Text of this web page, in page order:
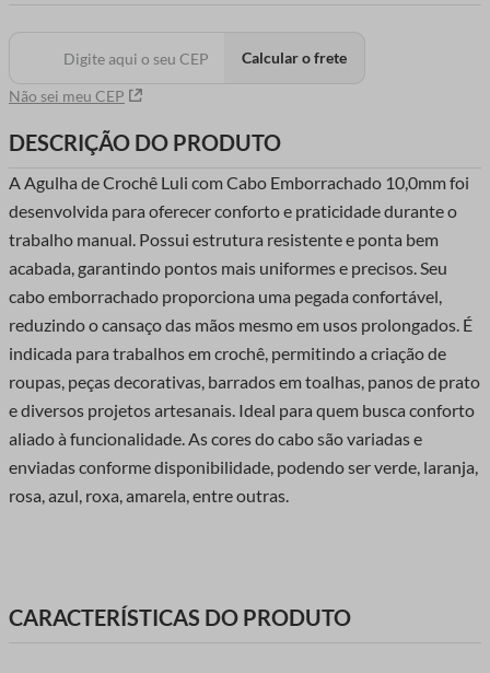
Não sei meu CEP
Calcular o frete
DESCRIÇÃO DO PRODUTO
A Agulha de Crochê Luli com Cabo Emborrachado 10,0mm foi
desenvolvida para oferecer conforto e praticidade durante o
trabalho manual. Possui estrutura resistente e ponta bem
acabada, garantindo pontos mais uniformes e precisos. Seu
cabo emborrachado proporciona uma pegada confortável,
reduzindo o cansaço das mãos mesmo em usos prolongados. É
indicada para trabalhos em crochê, permitindo a criação de
roupas, peças decorativas, barrados em toalhas, panos de prato
e diversos projetos artesanais. Ideal para quem busca conforto
aliado à funcionalidade. As cores do cabo são variadas e
enviadas conforme disponibilidade, podendo ser verde, laranja,
rosa, azul, roxa, amarela, entre outras.
CARACTERÍSTICAS DO PRODUTO